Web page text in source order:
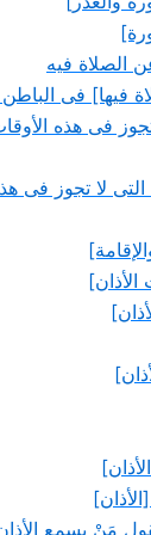
الصلاة فيه
فيها] فى الباطن
فى هذه
لا تجوز فى
مَنْ يسمع